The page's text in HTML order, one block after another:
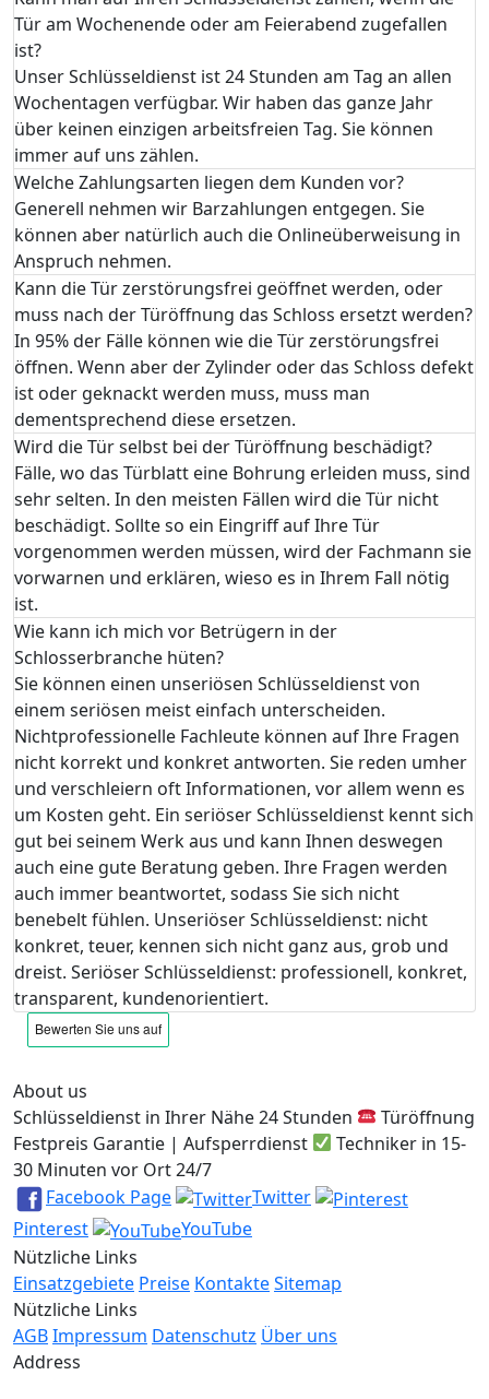
Tür am Wochenende oder am Feierabend zugefallen
ist?
Unser Schlüsseldienst ist 24 Stunden am Tag an allen
Wochentagen verfügbar. Wir haben das ganze Jahr
über keinen einzigen arbeitsfreien Tag. Sie können
immer auf uns zählen.
Welche Zahlungsarten liegen dem Kunden vor?
Generell nehmen wir Barzahlungen entgegen. Sie
können aber natürlich auch die Onlineüberweisung in
Anspruch nehmen.
Kann die Tür zerstörungsfrei geöffnet werden, oder
muss nach der Türöffnung das Schloss ersetzt werden?
In 95% der Fälle können wie die Tür zerstörungsfrei
öffnen. Wenn aber der Zylinder oder das Schloss defekt
ist oder geknackt werden muss, muss man
dementsprechend diese ersetzen.
Wird die Tür selbst bei der Türöffnung beschädigt?
Fälle, wo das Türblatt eine Bohrung erleiden muss, sind
sehr selten. In den meisten Fällen wird die Tür nicht
beschädigt. Sollte so ein Eingriff auf Ihre Tür
vorgenommen werden müssen, wird der Fachmann sie
vorwarnen und erklären, wieso es in Ihrem Fall nötig
ist.
Wie kann ich mich vor Betrügern in der
Schlosserbranche hüten?
Sie können einen unseriösen Schlüsseldienst von
einem seriösen meist einfach unterscheiden.
Nichtprofessionelle Fachleute können auf Ihre Fragen
nicht korrekt und konkret antworten. Sie reden umher
und verschleiern oft Informationen, vor allem wenn es
um Kosten geht. Ein seriöser Schlüsseldienst kennt sich
gut bei seinem Werk aus und kann Ihnen deswegen
auch eine gute Beratung geben. Ihre Fragen werden
auch immer beantwortet, sodass Sie sich nicht
benebelt fühlen. Unseriöser Schlüsseldienst: nicht
konkret, teuer, kennen sich nicht ganz aus, grob und
dreist. Seriöser Schlüsseldienst: professionell, konkret,
transparent, kundenorientiert.
About us
Schlüsseldienst in Ihrer Nähe 24 Stunden
Türöffnung
Festpreis Garantie | Aufsperrdienst
Techniker in 15-
30 Minuten vor Ort 24/7
Facebook Page
Twitter
Pinterest
YouTube
Nützliche Links
Einsatzgebiete Preise KontakteSitemap
Nützliche Links
AGBImpressum Datenschutz Über uns
Address